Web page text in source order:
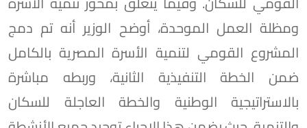
ومظلة العمل الموحدة، أوضح الوزير أنه تم دمج
المشروع القومي لتنمية الأسرة المصرية بالكامل
ضمن الخطة التنفيذية الثانية، وربطه مباشرة
بالاستراتيجية الوطنية والخطة العاجلة للسكان